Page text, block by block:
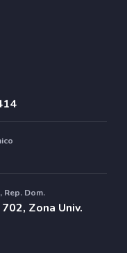
Rep. Dom.
Zona Univ.